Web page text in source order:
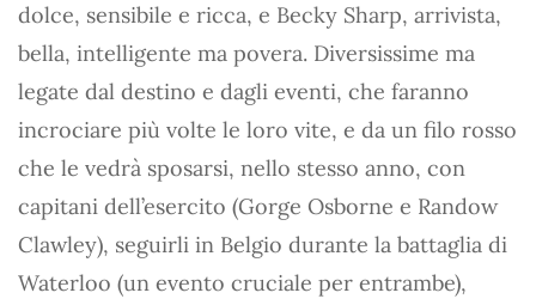
dolce, sensibile e ricca, e Becky Sharp, arrivista,
bella, intelligente ma povera. Diversissime ma
legate dal destino e dagli eventi, che faranno
incrociare più volte le loro vite, e da un filo rosso
che le vedrà sposarsi, nello stesso anno, con
capitani dell’esercito (Gorge Osborne e Randow
Clawley), seguirli in Belgio durante la battaglia di
Waterloo (un evento cruciale per entrambe),